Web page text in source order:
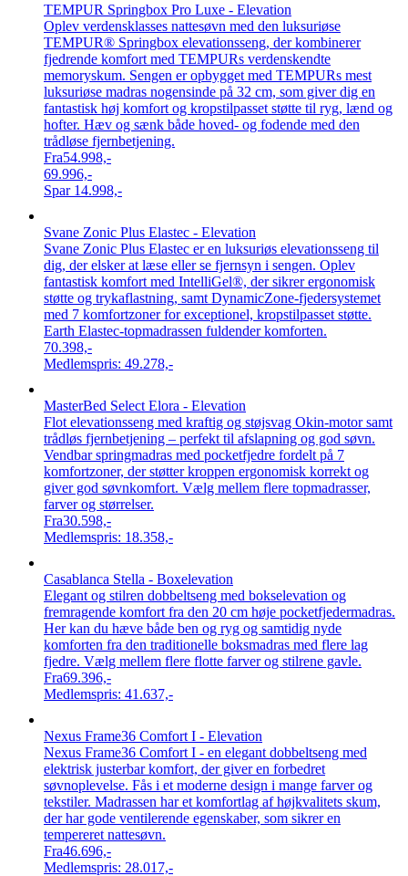
TEMPUR Springbox Pro Luxe - Elevation
Oplev verdensklasses nattesøvn med den luksuriøse
TEMPUR® Springbox elevationsseng, der kombinerer
fjedrende komfort med TEMPURs verdenskendte
memoryskum. Sengen er opbygget med TEMPURs mest
luksuriøse madras nogensinde på 32 cm, som giver dig en
fantastisk høj komfort og kropstilpasset støtte til ryg, lænd og
hofter. Hæv og sænk både hoved- og fodende med den
trådløse fjernbetjening.
Fra54.998,-
69.996,-
Spar 14.998,-
Svane Zonic Plus Elastec - Elevation
Svane Zonic Plus Elastec er en luksuriøs elevationsseng til
dig, der elsker at læse eller se fjernsyn i sengen. Oplev
fantastisk komfort med IntelliGel®, der sikrer ergonomisk
støtte og trykaflastning, samt DynamicZone-fjedersystemet
med 7 komfortzoner for exceptionel, kropstilpasset støtte.
Earth Elastec-topmadrassen fuldender komforten.
70.398,-
Medlemspris: 49.278,-
MasterBed Select Elora - Elevation
Flot elevationsseng med kraftig og støjsvag Okin-motor samt
trådløs fjernbetjening – perfekt til afslapning og god søvn.
Vendbar springmadras med pocketfjedre fordelt på 7
komfortzoner, der støtter kroppen ergonomisk korrekt og
giver god søvnkomfort. Vælg mellem flere topmadrasser,
farver og størrelser.
Fra30.598,-
Medlemspris: 18.358,-
Casablanca Stella - Boxelevation
Elegant og stilren dobbeltseng med bokselevation og
fremragende komfort fra den 20 cm høje pocketfjedermadras.
Her kan du hæve både ben og ryg og samtidig nyde
komforten fra den traditionelle boksmadras med flere lag
fjedre. Vælg mellem flere flotte farver og stilrene gavle.
Fra69.396,-
Medlemspris: 41.637,-
Nexus Frame36 Comfort I - Elevation
Nexus Frame36 Comfort I - en elegant dobbeltseng med
elektrisk justerbar komfort, der giver en forbedret
søvnoplevelse. Fås i et moderne design i mange farver og
tekstiler. Madrassen har et komfortlag af højkvalitets skum,
der har gode ventilerende egenskaber, som sikrer en
tempereret nattesøvn.
Fra46.696,-
Medlemspris: 28.017,-